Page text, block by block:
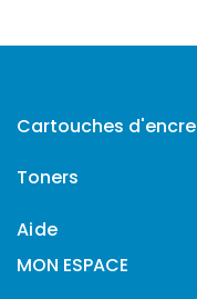
Cartouches d'encre
Toners
Aide
MON ESPACE